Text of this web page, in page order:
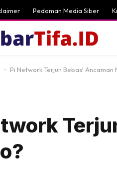
Pedoman Media Siber
- Pi Network Terjun Bebas!